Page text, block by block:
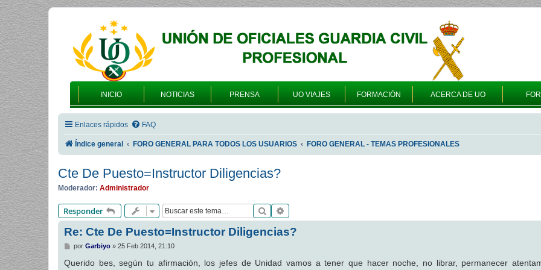
INICIO NOTICIAS PRENSA UO VIAJES FORMACIÓN ACERCA DE UO
Enlaces rápidos FAQ
Índice general FORO GENERAL PARA TODOS LOS USUARIOS FORO GENERAL - TEMAS PROFESIONALES
Cte De Puesto=Instructor Diligencias?
Moderador: Administrador
Responder Buscar
Re: Cte De Puesto=Instructor Diligencias?
M
n
por Garbiyo» 25 Feb 2014, 21:10
Querido bes, según tu afirmación, los jefes de Unidad vamos a tener que hacer noche, no librar, permanecer